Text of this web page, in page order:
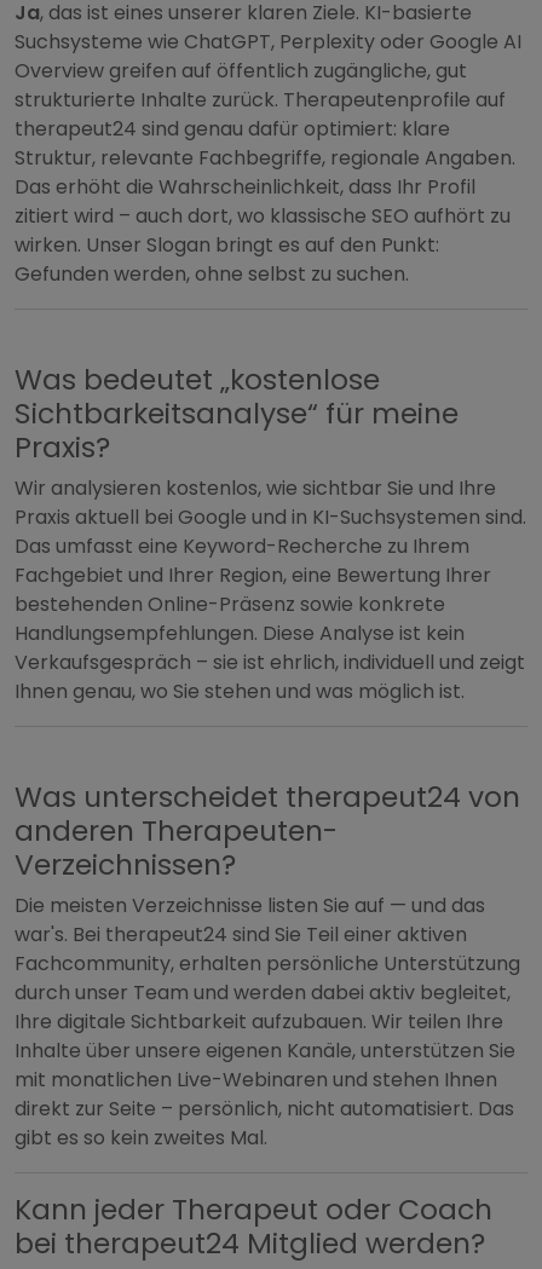
Ja, das ist eines unserer klaren Ziele. KI-basierte
Suchsysteme wie ChatGPT, Perplexity oder Google AI
Overview greifen auf öffentlich zugängliche, gut
strukturierte Inhalte zurück. Therapeutenprofile auf
therapeut24 sind genau dafür optimiert: klare
Struktur, relevante Fachbegriffe, regionale Angaben.
Das erhöht die Wahrscheinlichkeit, dass Ihr Profil
zitiert wird – auch dort, wo klassische SEO aufhört zu
wirken. Unser Slogan bringt es auf den Punkt:
Gefunden werden, ohne selbst zu suchen.
Was bedeutet „kostenlose
Sichtbarkeitsanalyse“ für meine
Praxis?
Wir analysieren kostenlos, wie sichtbar Sie und Ihre
Praxis aktuell bei Google und in KI-Suchsystemen sind.
Das umfasst eine Keyword-Recherche zu Ihrem
Fachgebiet und Ihrer Region, eine Bewertung Ihrer
bestehenden Online-Präsenz sowie konkrete
Handlungsempfehlungen. Diese Analyse ist kein
Verkaufsgespräch – sie ist ehrlich, individuell und zeigt
Ihnen genau, wo Sie stehen und was möglich ist.
Was unterscheidet therapeut24 von
anderen Therapeuten-
Verzeichnissen?
Die meisten Verzeichnisse listen Sie auf — und das
war's. Bei therapeut24 sind Sie Teil einer aktiven
Fachcommunity, erhalten persönliche Unterstützung
durch unser Team und werden dabei aktiv begleitet,
Ihre digitale Sichtbarkeit aufzubauen. Wir teilen Ihre
Inhalte über unsere eigenen Kanäle, unterstützen Sie
mit monatlichen Live-Webinaren und stehen Ihnen
direkt zur Seite – persönlich, nicht automatisiert. Das
gibt es so kein zweites Mal.
Kann jeder Therapeut oder Coach
bei therapeut24 Mitglied werden?